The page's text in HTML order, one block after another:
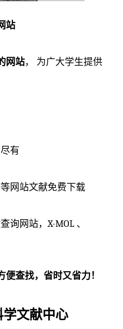
站
网站， 为广大学生提供
有
网站文献免费下载
询网站，X-MOL 、
查找，省时又省力！
文献中心